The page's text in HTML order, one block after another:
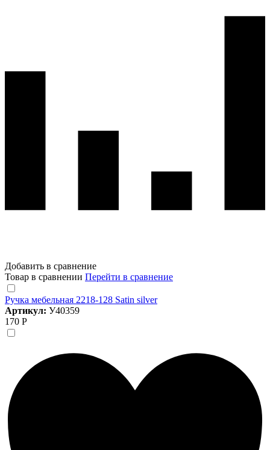
Добавить в сравнение
Товар в сравнении Перейти в сравнение
Ручка мебельная 2218-128 Satin silver
Артикул: У40359
170 Р